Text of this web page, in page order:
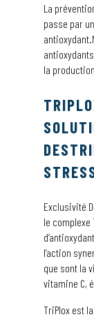
La
passe par
la
Exclusivité
le complexe
l’action
que sont la
vitamine C,
TriPlox est